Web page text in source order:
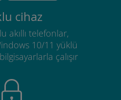
cihaz
akıllı telefonlar,
10/11 yüklü
çalışır